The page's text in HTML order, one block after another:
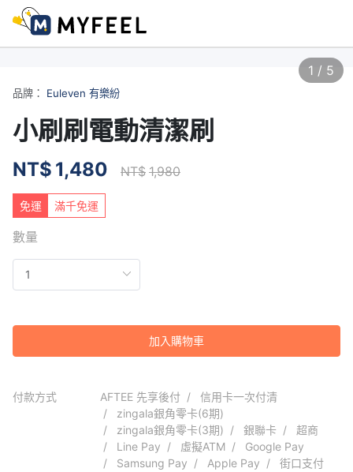
1 / 5
品牌： Euleven 有樂紛
小刷刷電動清潔刷
NT$ 1,480 NT$ 1,980
免運 滿千免運
數量
加入購物車
付款方式 AFTEE 先享後付
信用卡一次付清
zingala銀角零卡(6期)
zingala銀角零卡(3期)
銀聯卡
超商
Line Pay
虛擬ATM
Google Pay
Samsung Pay
Apple Pay
街口支付